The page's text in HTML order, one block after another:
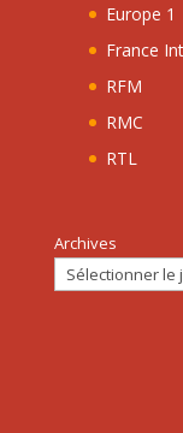
Europe 1
France
RFM
RMC
RTL
Archives